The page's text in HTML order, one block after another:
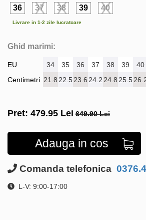
36 37 38 39 40
Livrare in 1-2 zile lucratoare
Ghid marimi:
EU
Centimetri
34 35 36 37 38 39
40
21.8 22.523.6 24.2 24.8 25.5
Pret: 479.95 Lei 649.90 Lei
Adauga in cos
Comanda telefonica
L-V: 9:00-17:00